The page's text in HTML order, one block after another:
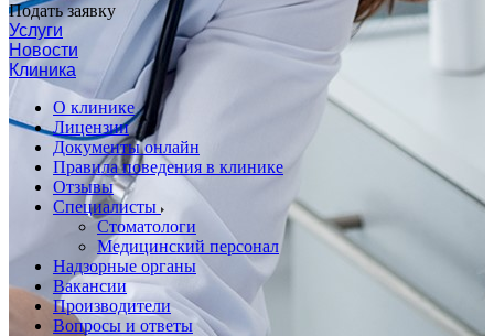
Подать заявку
Услуги
Новости
Клиника
О клинике
Лицензии
Документы онлайн
Правила поведения в клинике
Отзывы
Специалисты
Стоматологи
Медицинский персонал
Надзорные органы
Вакансии
Производители
Вопросы и ответы